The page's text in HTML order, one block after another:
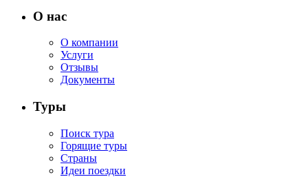
О нас
О компании
Услуги
Отзывы
Документы
Туры
Поиск тура
Горящие туры
Страны
Идеи поездки